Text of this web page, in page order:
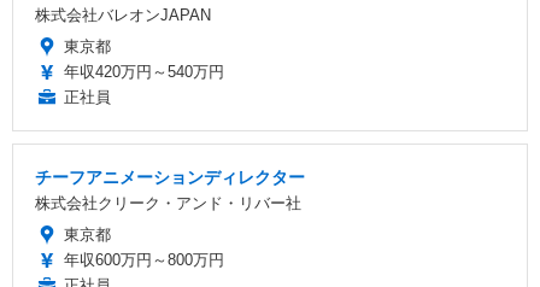
株式会社バレオンJAPAN
東京都
年収420万円～540万円
正社員
チーフアニメーションディレクター
株式会社クリーク・アンド・リバー社
東京都
年収600万円～800万円